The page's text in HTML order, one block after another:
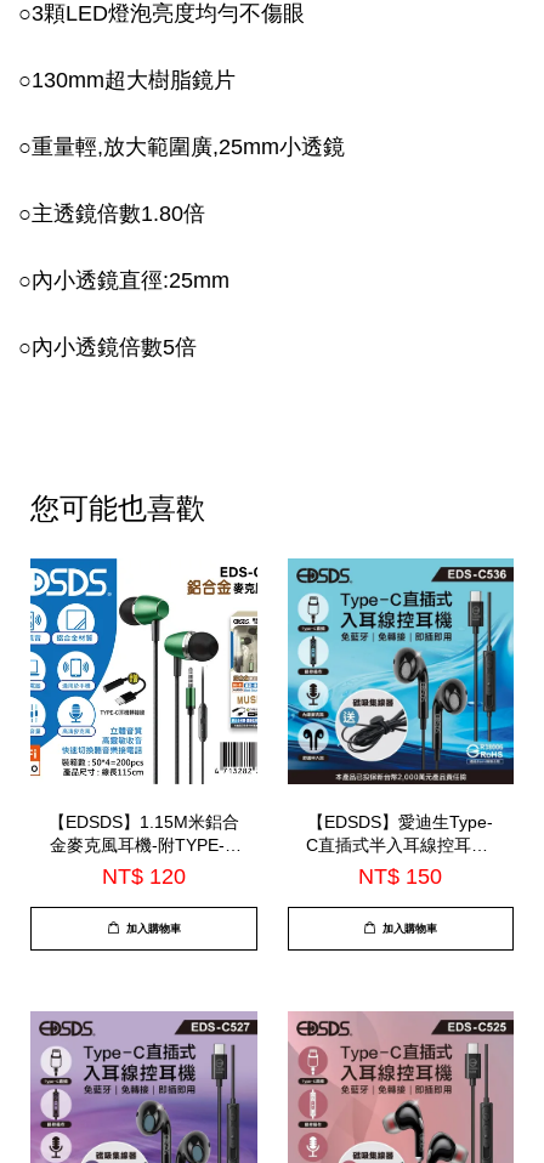
○3顆LED燈泡亮度均勻不傷眼
○130mm超大樹脂鏡片
○重量輕,放大範圍廣,25mm小透鏡
○主透鏡倍數1.80倍
○內小透鏡直徑:25mm
○內小透鏡倍數5倍
您可能也喜歡
【EDSDS】1.15M米鋁合
金麥克風耳機-附TYPE-C
轉接線(EDS-C524)
NT$ 120
加入購物車
【EDSDS】愛迪生Type-
C直插式半入耳線控耳機-
內建麥克風(EDS-C536)
NT$ 150
加入購物車